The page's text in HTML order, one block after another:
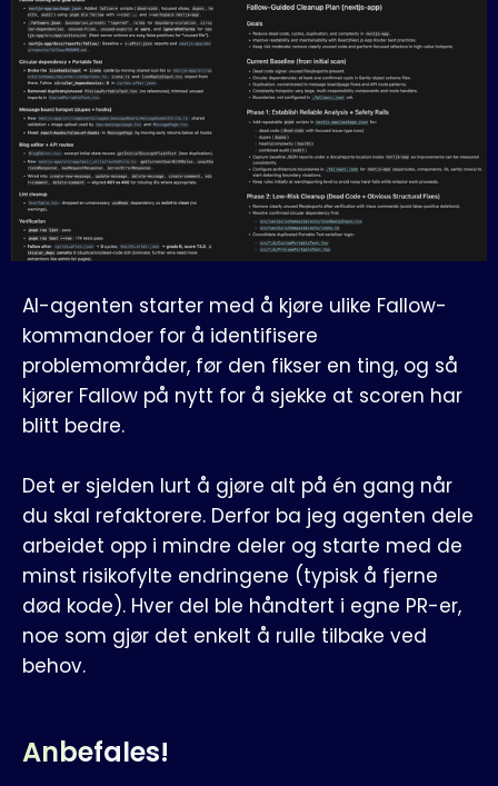
AI-agenten starter med å kjøre ulike Fallow-
kommandoer for å identifisere
problemområder, før den fikser en ting, og så
kjører Fallow på nytt for å sjekke at scoren har
blitt bedre.
Det er sjelden lurt å gjøre alt på én gang når
du skal refaktorere. Derfor ba jeg agenten dele
arbeidet opp i mindre deler og starte med de
minst risikofylte endringene (typisk å fjerne
død kode). Hver del ble håndtert i egne PR-er,
noe som gjør det enkelt å rulle tilbake ved
behov.
Anbefales!